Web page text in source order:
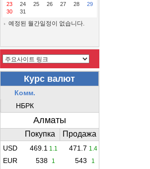
23
24 25 26 27 28
29
30
31
예정된 월간일정이 없습니다.